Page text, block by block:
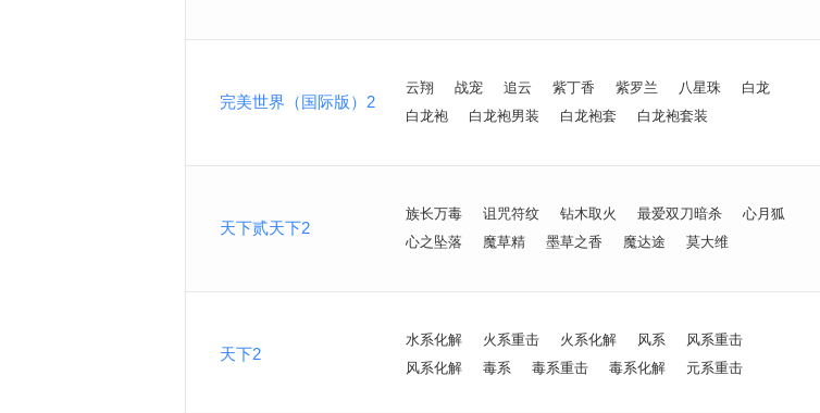
完美世界（国际版）2
云翔 战宠 追云 紫丁香 紫罗兰 八星珠
白龙
白龙袍
白龙袍男装 白龙袍套 白龙袍套装
天下贰天下2
族长万毒 诅咒符纹 钻木取火 最爱双刀暗杀
心月狐
心之坠落
魔草精 墨草之香 魔达途 莫大维
天下2
水系化解 火系重击 火系化解 风系
风系重击
风系化解
毒系 毒系重击 毒系化解 元系重击